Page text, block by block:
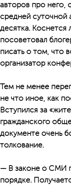
авторов про него,
средней суточной
десятка. Коснется
посоветовал
писать о том, что
организатор
Тем не менее
не что иное, как
Вступился за
гражданского
документе очень
толкование.
— В законе о СМИ
порядке.